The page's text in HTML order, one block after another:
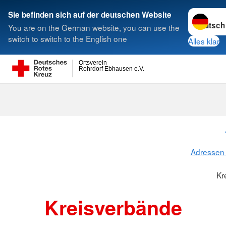
Sie befinden sich auf der deutschen Website
You are on the German website, you can use the
switch to switch to the English one
Sprache
Alles klar
Rohrdorf Ebhausen e.V.
Ortsverein
Suche
Kreisverbände